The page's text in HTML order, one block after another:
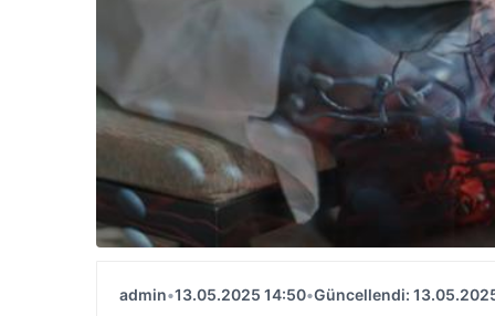
admin•13.05.2025 14:50•Güncellendi: